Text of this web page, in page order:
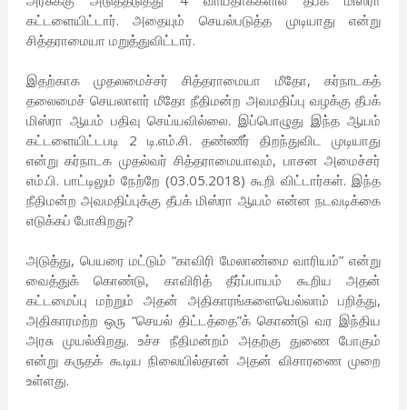
கட்டளையிட்டார். அதையும் செயல்படுத்த முடியாது என்று
சித்தராமையா மறுத்துவிட்டார்.
இதற்காக முதலமைச்சர் சித்தராமையா மீதோ, கர்நாடகத்
தலைமைச் செயலாளர் மீதோ நீதிமன்ற அவமதிப்பு வழக்கு தீபக்
மிஸ்ரா ஆயம் பதிவு செய்யவில்லை. இப்பொழுது இந்த ஆயம்
கட்டளையிட்டபடி 2 டி.எம்.சி. தண்ணீர் திறந்துவிட முடியாது
என்று கர்நாடக முதல்வர் சித்தராமையாவும், பாசன அமைச்சர்
எம்.பி. பாட்டிலும் நேற்றே (03.05.2018) கூறி விட்டார்கள். இந்த
நீதிமன்ற அவமதிப்புக்கு தீபக் மிஸ்ரா ஆயம் என்ன நடவடிக்கை
எடுக்கப் போகிறது?
அடுத்து, பெயரை மட்டும் “காவிரி மேலாண்மை வாரியம்” என்று
வைத்துக் கொண்டு, காவிரித் தீர்ப்பாயம் கூறிய அதன்
கட்டமைப்பு மற்றும் அதன் அதிகாரங்களையெல்லாம் பறித்து,
அதிகாரமற்ற ஒரு “செயல் திட்டத்தை”க் கொண்டு வர இந்திய
அரசு முயல்கிறது. உச்ச நீதிமன்றம் அதற்கு துணை போகும்
என்று கருதக் கூடிய நிலையில்தான் அதன் விசாரணை முறை
உள்ளது.